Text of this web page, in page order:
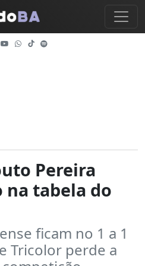
Pereira
na tabela do
ficam no 1 a 1
Tricolor perde a